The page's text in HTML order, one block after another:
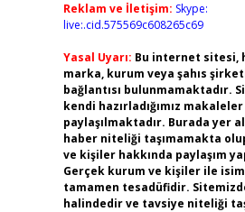
Reklam ve İletişim: Skype:
live:.cid.575569c608265c69
Yasal Uyarı: Bu internet sitesi,
marka, kurum veya şahıs
bağlantısı bulunmamaktadır.
kendi hazırladığımız makaleler
paylaşılmaktadır. Burada yer
haber niteliği taşımamakta
ve kişiler hakkında paylaşım
Gerçek kurum ve kişiler ile
tamamen tesadüfidir.
halindedir ve tavsiye niteliği